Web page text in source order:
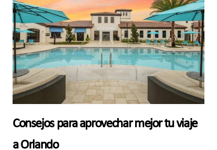
Consejos para aprovechar mejor tu viaje
a Orlando